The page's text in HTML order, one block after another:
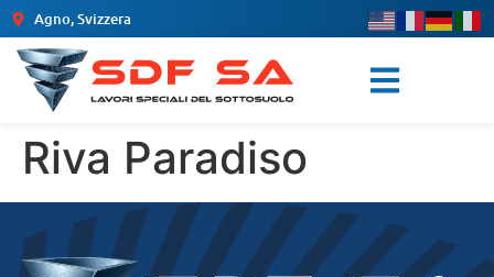
Agno, Svizzera
Riva Paradiso